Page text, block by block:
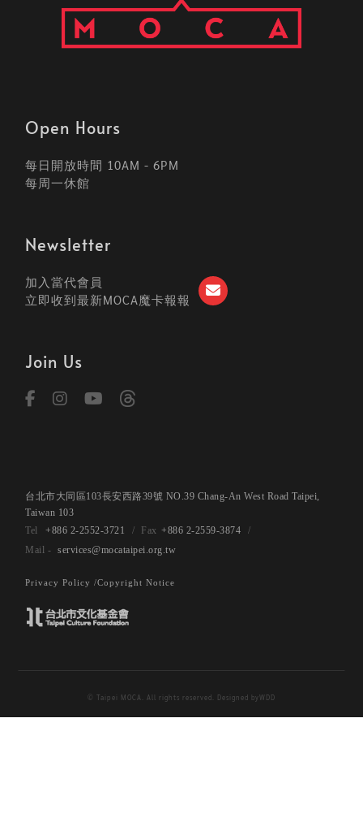
Open Hours
每日開放時間 10AM - 6PM
每周一休館
Newsletter
加入當代會員
立即收到最新MOCA魔卡報報
Join Us
台北市大同區103長安西路39號 NO.39 Chang-An West Road Taipei,
Taiwan 103
+886 2-2552-3721
+886 2-2559-3874
services@mocataipei.org.tw
Privacy Policy /Copyright Notice
© Taipei MOCA. All rights reserved. Designed byWDD